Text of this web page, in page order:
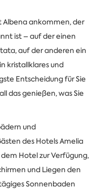
Albena ankommen, der
ist – auf der einen
auf der anderen ein
kristallklares und
Entscheidung für Sie
das genießen, was Sie
und
des Hotels Amelia
Hotel zur Verfügung,
und Liegen den
Sonnenbaden